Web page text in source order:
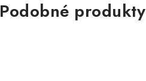
Podobné produkty